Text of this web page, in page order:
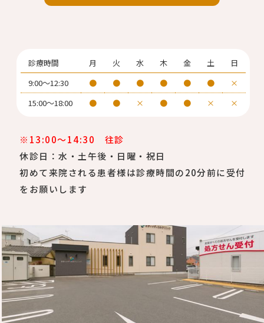
診療時間 月 火 水 木 金 土
日
9:00～12:30
● ● ● ● ● ●
×
15:00～18:00
● ● × ● ● × ×
※13:00～14:30 往診
休診日：水・土午後・日曜・祝日
初めて来院される患者様は診療時間の20分前に受付
をお願いします